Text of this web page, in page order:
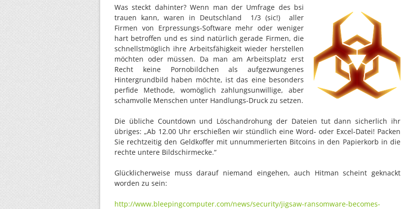
Was steckt dahinter? Wenn man der Umfrage des bsi
trauen kann, waren in Deutschland 1/3 (sic!) aller
Firmen von Erpressungs-Software mehr oder weniger
hart betroffen und es sind natürlich gerade Firmen, die
schnellstmöglich ihre Arbeitsfähigkeit wieder herstellen
möchten oder müssen. Da man am Arbeitsplatz erst
Recht keine Pornobildchen als aufgezwungenes
Hintergrundbild haben möchte, ist das eine besonders
perfide Methode, womöglich zahlungsunwillige, aber
schamvolle Menschen unter Handlungs-Druck zu setzen.
Die übliche Countdown und Löschandrohung der Dateien tut dann sicherlich ihr
übriges: „Ab 12.00 Uhr erschießen wir stündlich eine Word- oder Excel-Datei! Packen
Sie rechtzeitig den Geldkoffer mit unnummerierten Bitcoins in den Papierkorb in die
rechte untere Bildschirmecke.“
Glücklicherweise muss darauf niemand eingehen, auch Hitman scheint geknackt
worden zu sein:
http://www.bleepingcomputer.com/news/security/jigsaw-ransomware-becomes-